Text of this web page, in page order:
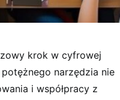
krok w cyfrowej
narzędzia nie
i współpracy z